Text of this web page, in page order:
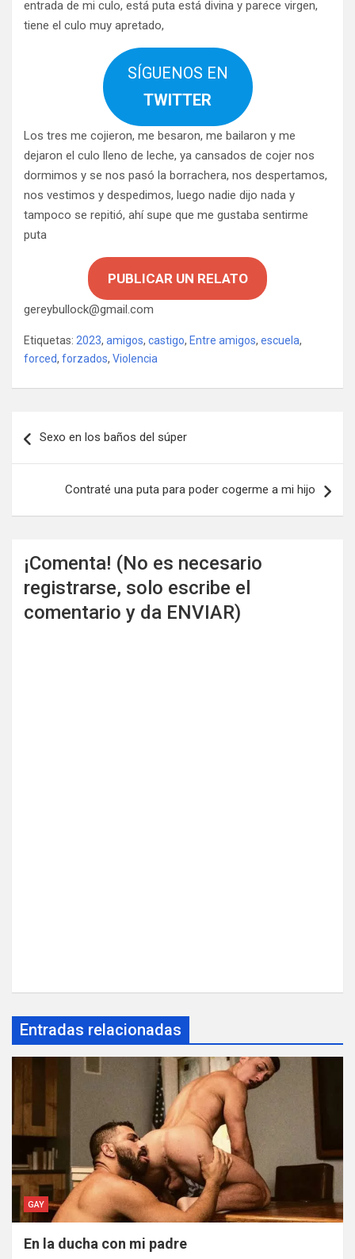
entrada de mi culo, está puta está divina y parece virgen,
tiene el culo muy apretado,
SÍGUENOS EN
TWITTER
Los tres me cojieron, me besaron, me bailaron y me
dejaron el culo lleno de leche, ya cansados de cojer nos
dormimos y se nos pasó la borrachera, nos despertamos,
nos vestimos y despedimos, luego nadie dijo nada y
tampoco se repitió, ahí supe que me gustaba sentirme
puta
PUBLICAR UN RELATO
gereybullock@gmail.com
Etiquetas: 2023, amigos, castigo, Entre amigos, escuela,
forced, forzados, Violencia
de
Sexo en los baños del súper
Contraté una puta para poder cogerme a mi hijo
¡Comenta! (No es necesario
registrarse, solo escribe el
comentario y da ENVIAR)
Entradas relacionadas
GAY
En la ducha con mi padre